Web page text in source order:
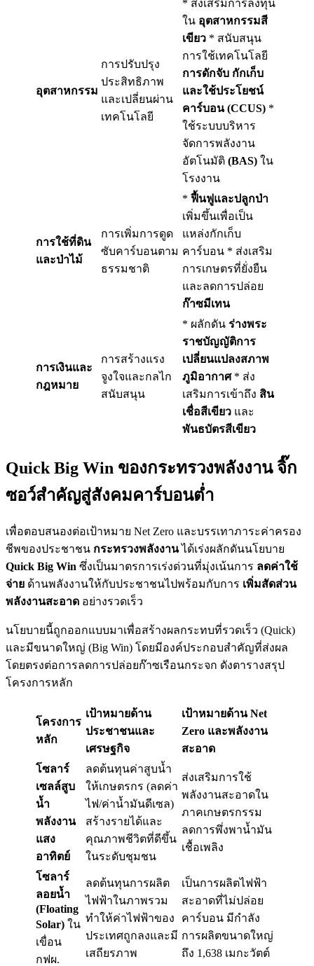
อุตสาหกรรม
การปรับปรุง
ประสิทธิภาพ
และเปลี่ยนผ่าน
เทคโนโลยี
* ส่งเสริมการลงทุน
ใน อุตสาหกรรมสี
เขียว * สนับสนุน
การใช้เทคโนโลยี
การดักจับ กักเก็บ
และใช้ประโยชน์
คาร์บอน (CCUS) *
ใช้ระบบบริหาร
จัดการพลังงาน
อัตโนมัติ (BAS) ใน
โรงงาน
การใช้ที่ดิน
และป่าไม้
การเพิ่มการดูด
ซับคาร์บอนตาม
ธรรมชาติ
* ฟื้นฟูและปลูกป่า
เพิ่มขึ้นเพื่อเป็น
แหล่งกักเก็บ
คาร์บอน * ส่งเสริม
การเกษตรที่ยั่งยืน
และลดการปล่อย
ก๊าซมีเทน
การเงินและ
กฎหมาย
การสร้างแรง
จูงใจและกลไก
สนับสนุน
* ผลักดัน ร่างพระ
ราชบัญญัติการ
เปลี่ยนแปลงสภาพ
ภูมิอากาศ* ส่ง
เสริมการเข้าถึง สิน
เชื่อสีเขียว และ
พันธบัตรสีเขียว
Quick Big Win ของกระทรวงพลังงาน จิ๊ก
ซอว์สำคัญสู่สังคมคาร์บอนต่ำ
เพื่อตอบสนองต่อเป้าหมาย Net Zero และบรรเทาภาระค่าครอง
ชีพของประชาชน กระทรวงพลังงานได้เร่งผลักดันนโยบาย
Quick Big Win ซึ่งเป็นมาตรการเร่งด่วนที่มุ่งเน้นการ ลดค่าใช้
จ่าย ด้านพลังงานให้กับประชาชนไปพร้อมกับการ เพิ่มสัดส่วน
พลังงานสะอาด อย่างรวดเร็ว
นโยบายนี้ถูกออกแบบมาเพื่อสร้างผลกระทบที่รวดเร็ว (Quick)
และมีขนาดใหญ่ (Big Win) โดยมีองค์ประกอบสำคัญที่ส่งผล
โดยตรงต่อการลดการปล่อยก๊าซเรือนกระจก ดังตารางสรุป
โครงการหลัก
โครงการ
หลัก
เป้าหมายด้าน
ประชาชนและ
เศรษฐกิจ
เป้าหมายด้าน Net
Zero และพลังงาน
สะอาด
โซลาร์
เซลล์สูบ
น้ำ
พลังงาน
แสง
อาทิตย์
ลดต้นทุนค่าสูบน้ำ
ให้เกษตรกร (ลดค่า
ไฟ/ค่าน้ำมันดีเซล)
สร้างรายได้และ
คุณภาพชีวิตที่ดีขึ้น
ในระดับชุมชน
ส่งเสริมการใช้
พลังงานสะอาดใน
ภาคเกษตรกรรม
ลดการพึ่งพาน้ำมัน
เชื้อเพลิง
โซลาร์
ลอยน้ำ
(Floating
Solar) ใน
เขื่อน
กฟผ.
ลดต้นทุนการผลิต
ไฟฟ้าในภาพรวม
ทำให้ค่าไฟฟ้าของ
ประเทศถูกลงและมี
เสถียรภาพ
เป็นการผลิตไฟฟ้า
สะอาดที่ไม่ปล่อย
คาร์บอน มีกำลัง
การผลิตขนาดใหญ่
ถึง 1,638 เมกะวัตต์